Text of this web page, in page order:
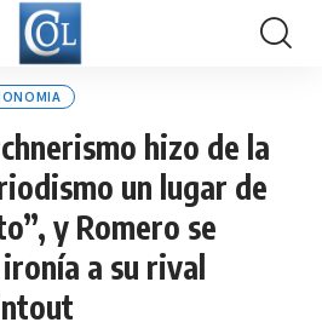
hizo de la
un lugar de
y Romero se
a su rival